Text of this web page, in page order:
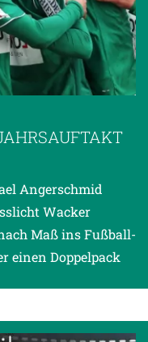
Angerschmid
Wacker
Maß ins Fußball-
einen Doppelpack